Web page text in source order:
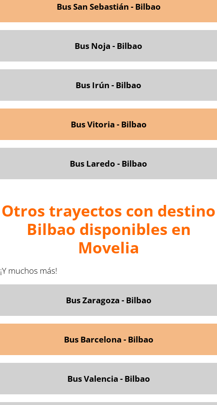
Bus San Sebastián - Bilbao
Bus Noja - Bilbao
Bus Irún - Bilbao
Bus Vitoria - Bilbao
Bus Laredo - Bilbao
Otros trayectos con destino
Bilbao disponibles en
Movelia
¡Y muchos más!
Bus Zaragoza - Bilbao
Bus Barcelona - Bilbao
Bus Valencia - Bilbao